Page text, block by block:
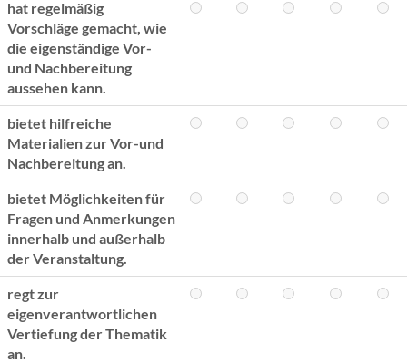
hat regelmäßig
Vorschläge gemacht, wie
die eigenständige Vor-
und Nachbereitung
aussehen kann.
bietet hilfreiche
Materialien zur Vor-und
Nachbereitung an.
bietet Möglichkeiten für
Fragen und Anmerkungen
innerhalb und außerhalb
der Veranstaltung.
regt zur
eigenverantwortlichen
Vertiefung der Thematik
an.